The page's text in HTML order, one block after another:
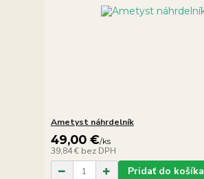
Ametyst náhrdelník
49,00 €/ks
39,84 € bez DPH
Pridať do košíka